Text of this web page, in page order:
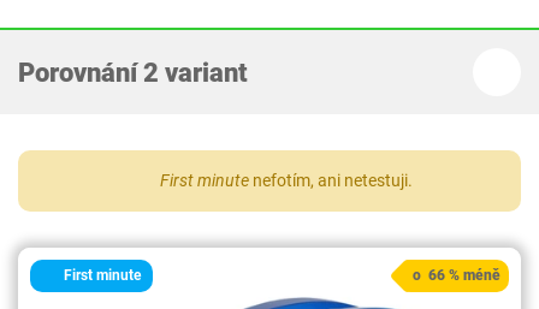
Porovnání 2 variant
First minute nefotím, ani netestuji.
First minute o 66 % méně